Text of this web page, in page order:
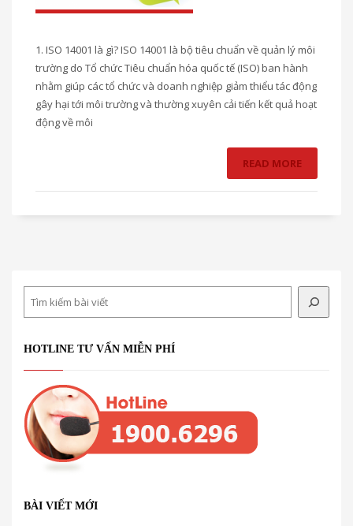
1. ISO 14001 là gì? ISO 14001 là bộ tiêu chuẩn về quản lý môi
trường do Tổ chức Tiêu chuẩn hóa quốc tế (ISO) ban hành
nhằm giúp các tổ chức và doanh nghiệp giảm thiểu tác động
gây hại tới môi trường và thường xuyên cải tiến kết quả hoạt
động về môi
READ MORE
HOTLINE TƯ VẤN MIỄN PHÍ
BÀI VIẾT MỚI